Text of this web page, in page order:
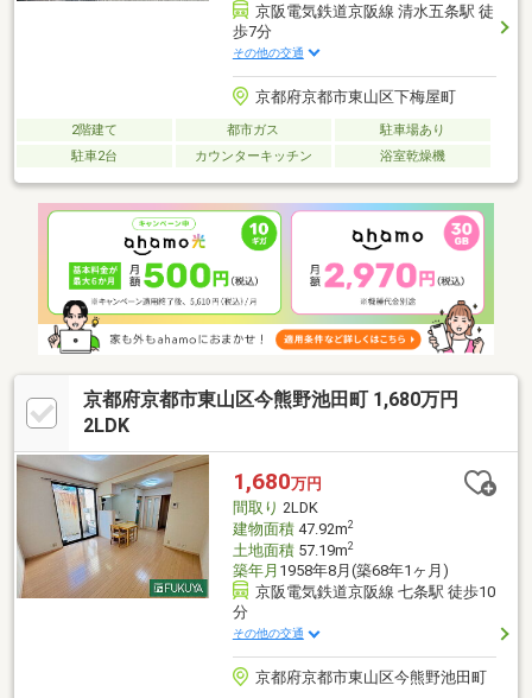
京阪電気鉄道京阪線 清水五条駅 徒
歩7分
その他の交通
京都府京都市東山区下梅屋町
2階建て 都市ガス
駐車場あり
駐車2台
カウンターキッチン 浴室乾燥機
京都府京都市東山区今熊野池田町 1,680万円
2LDK
1,680万円
間取り 2LDK
建物面積47.92m2
土地面積57.19m2
築年月 1958年8月(築68年1ヶ月)
京阪電気鉄道京阪線 七条駅 徒歩10
分
その他の交通
京都府京都市東山区今熊野池田町